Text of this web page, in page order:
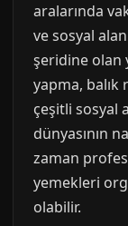
aralarında
ve sosyal
şeridine olan
yapma, balık
çeşitli sosyal
dünyasının
zaman
yemekleri
olabilir.